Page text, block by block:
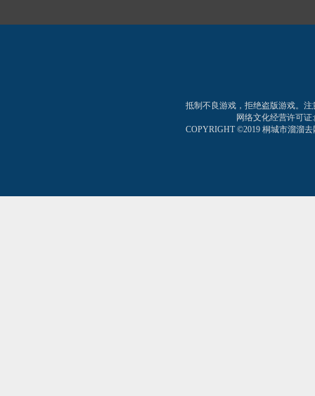
抵制不良游戏，拒绝盗版游戏。
网络文化经营许可证
COPYRIGHT ©2019 桐城市溜溜